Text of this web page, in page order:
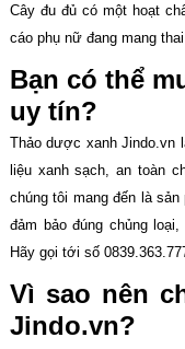
Cây đu đủ có một hoạt
cáo phụ nữ đang mang
Bạn có thể
uy tín?
Thảo dược xanh
liệu xanh sạch, an toàn
chúng tôi mang đến là
đảm bảo đúng chủng
Hãy gọi tới số
Vì sao nên
Jindo.vn?